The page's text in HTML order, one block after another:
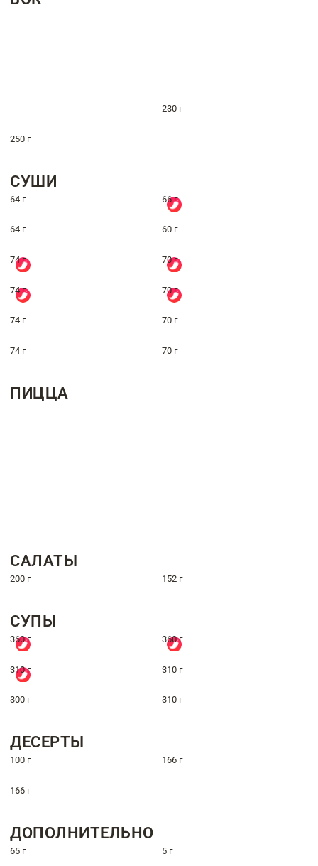
230 г
250 г
СУШИ
64 г 66 г
64 г 60 г
74 г 70 г
74 г 70 г
74 г 70 г
74 г 70 г
ПИЦЦА
САЛАТЫ
200 г 152 г
СУПЫ
360 г 360 г
310 г 310 г
300 г 310 г
ДЕСЕРТЫ
100 г 166 г
166 г
ДОПОЛНИТЕЛЬНО
65 г 5 г